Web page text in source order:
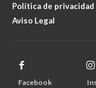
Política de privacidad
Aviso Legal
Facebook